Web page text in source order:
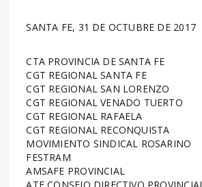
SANTA FE, 31 DE OCTUBRE DE 2017
CTA PROVINCIA DE SANTA FE
CGT REGIONAL SANTA FE
CGT REGIONAL SAN LORENZO
CGT REGIONAL VENADO TUERTO
CGT REGIONAL RAFAELA
CGT REGIONAL RECONQUISTA
MOVIMIENTO SINDICAL ROSARINO
FESTRAM
AMSAFE PROVINCIAL
ATE CONSEJO DIRECTIVO PROVINCIAL